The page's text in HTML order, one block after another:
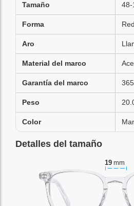
Tamaño 48-
Forma
Aro
Material del marco
Garantía del marco
Peso
Color
Detalles del tamaño
19 mm